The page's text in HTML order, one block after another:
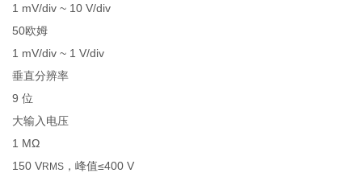
1 mV/div ~ 10 V/div
50欧姆
1 mV/div ~ 1 V/div
垂直分辨率
9 位
大输入电压
1 MΩ
150 VRMS ，峰值≤400 V